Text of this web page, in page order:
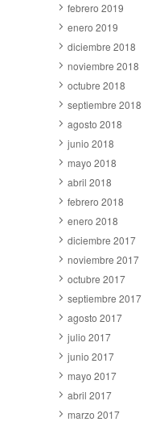
febrero 2019
enero 2019
diciembre 2018
noviembre 2018
octubre 2018
septiembre 2018
agosto 2018
junio 2018
mayo 2018
abril 2018
febrero 2018
enero 2018
diciembre 2017
noviembre 2017
octubre 2017
septiembre 2017
agosto 2017
julio 2017
junio 2017
mayo 2017
abril 2017
marzo 2017